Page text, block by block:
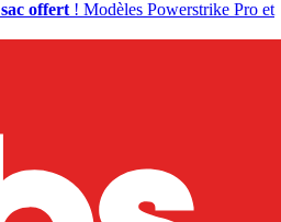
sac offert ! Modèles Powerstrike Pro et